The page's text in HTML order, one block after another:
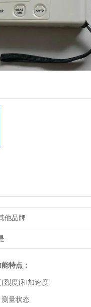
他品牌
特点：
烈度)和加速度
量状态